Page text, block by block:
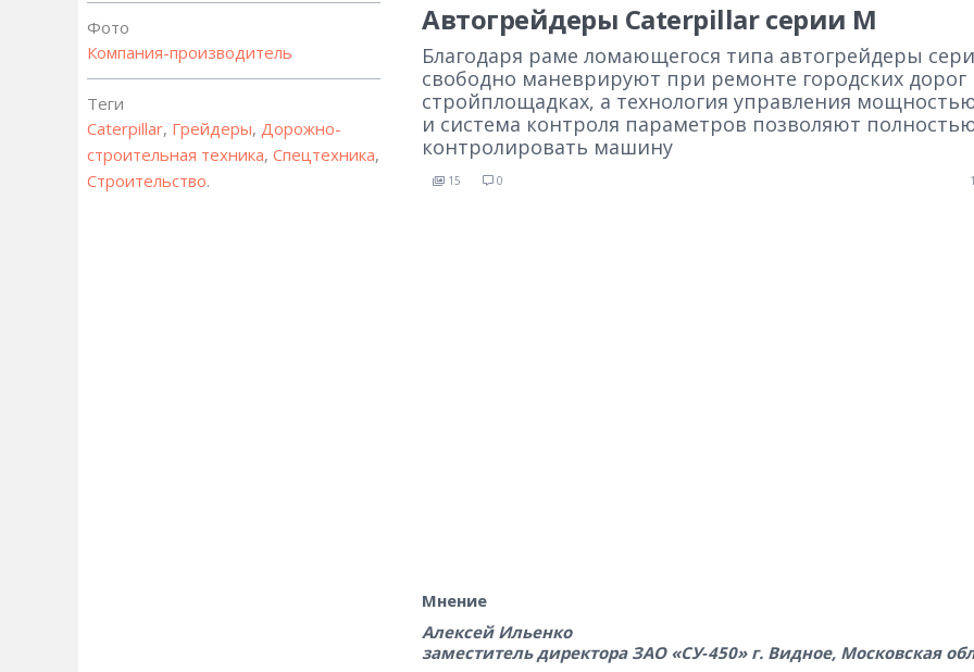
Фото
Компания-производитель
Теги
Caterpillar, Грейдеры, Дорожно-
строительная техника, Спецтехника,
Строительство.
Автогрейдеры Caterpillar серии М
Благодаря раме ломающегося типа автогрейдеры
свободно маневрируют при ремонте городских дорог
стройплощадках, а технология управления
и система контроля параметров позволяют
контролировать машину
15 0
Мнение
Алексей Ильенко
заместитель директора ЗАО «СУ‑450» г. Видное, Московская